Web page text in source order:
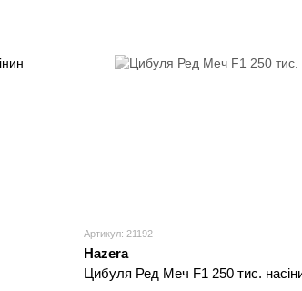
Артикул: 21192
Hazera
Цибуля Ред Меч F1 250 тис.